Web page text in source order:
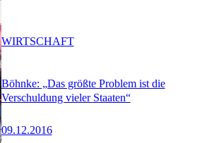
Böhnke: „Das größte Problem ist die
Verschuldung vieler Staaten“
09.12.2016
WIRTSCHAFT